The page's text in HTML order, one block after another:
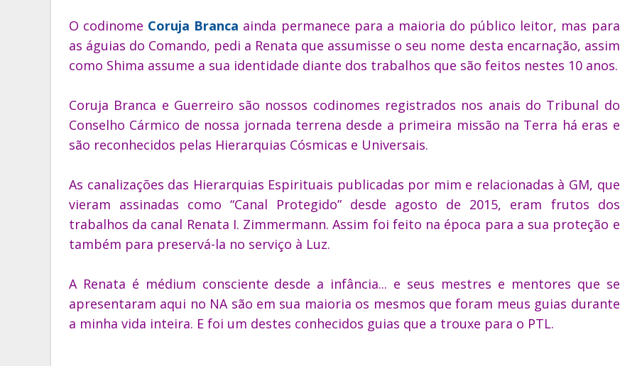
O codinome Coruja Branca ainda permanece para a maioria do público leitor, mas para
as águias do Comando, pedi a Renata que assumisse o seu nome desta encarnação, assim
como Shima assume a sua identidade diante dos trabalhos que são feitos nestes 10 anos.
Coruja Branca e Guerreiro são nossos codinomes registrados nos anais do Tribunal do
Conselho Cármico de nossa jornada terrena desde a primeira missão na Terra há eras e
são reconhecidos pelas Hierarquias Cósmicas e Universais.
As canalizações das Hierarquias Espirituais publicadas por mim e relacionadas à GM, que
vieram assinadas como “Canal Protegido” desde agosto de 2015, eram frutos dos
trabalhos da canal Renata I. Zimmermann. Assim foi feito na época para a sua proteção e
também para preservá-la no serviço à Luz.
A Renata é médium consciente desde a infância... e seus mestres e mentores que se
apresentaram aqui no NA são em sua maioria os mesmos que foram meus guias durante
a minha vida inteira. E foi um destes conhecidos guias que a trouxe para o PTL.